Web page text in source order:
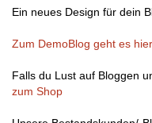
Ein neues Design für dein
Zum DemoBlog geht es
Falls du Lust auf Bloggen
zum Shop